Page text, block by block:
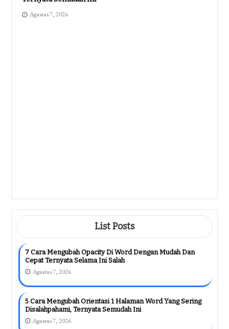
Agustus 7, 2026
Kelas 4 K13 Revisi 2018 Semester 2
Yang Sering Terlewat
List Posts
7 Cara Mengubah Opacity Di Word Dengan Mudah Dan
Cepat Ternyata Selama Ini Salah
Agustus 7, 2026
5 Cara Mengubah Orientasi 1 Halaman Word Yang Sering
Disalahpahami, Ternyata Semudah Ini
Agustus 7, 2026